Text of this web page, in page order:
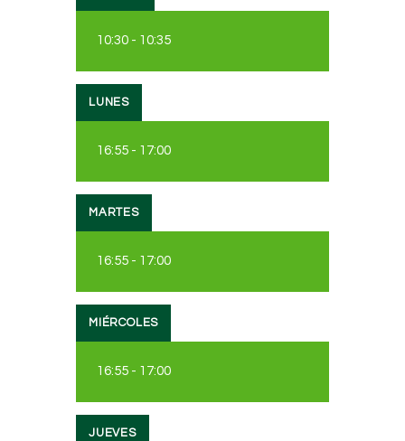
10:30- 10:35
LUNES
16:55- 17:00
MARTES
16:55- 17:00
MIÉRCOLES
16:55- 17:00
JUEVES